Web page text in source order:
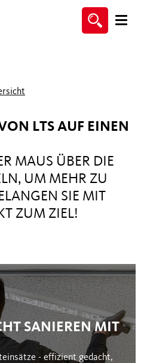
LTS AUF EINEN
MAUS ÜBER DIE
UM MEHR ZU
SIE MIT
ZUM ZIEL!
SANIEREN MIT
- effizient gedacht,